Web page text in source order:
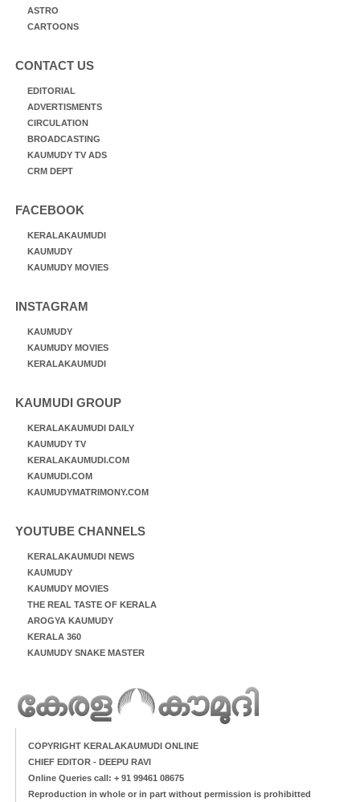
ASTRO
CARTOONS
CONTACT US
EDITORIAL
ADVERTISMENTS
CIRCULATION
BROADCASTING
KAUMUDY TV ADS
CRM DEPT
FACEBOOK
KERALAKAUMUDI
KAUMUDY
KAUMUDY MOVIES
INSTAGRAM
KAUMUDY
KAUMUDY MOVIES
KERALAKAUMUDI
KAUMUDI GROUP
KERALAKAUMUDI DAILY
KAUMUDY TV
KERALAKAUMUDI.COM
KAUMUDI.COM
KAUMUDYMATRIMONY.COM
YOUTUBE CHANNELS
KERALAKAUMUDI NEWS
KAUMUDY
KAUMUDY MOVIES
THE REAL TASTE OF KERALA
AROGYA KAUMUDY
KERALA 360
KAUMUDY SNAKE MASTER
COPYRIGHT KERALAKAUMUDI ONLINE
CHIEF EDITOR - DEEPU RAVI
Online Queries call: + 91 99461 08675
Reproduction in whole or in part without permission is prohibitted